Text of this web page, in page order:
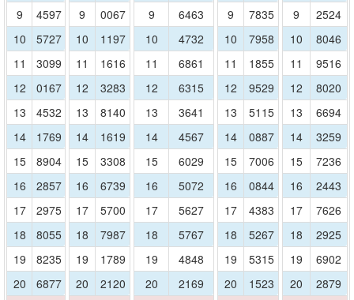
9
4597
10
5727
11
3099
12
0167
13
4532
14
1769
15
8904
16
2857
17
2975
18
8055
19
8235
20
6877
9
0067
10
1197
11
1616
12
3283
13
8140
14
1619
15
3308
16
6739
17
5700
18
7987
19
1789
20
2120
9
6463
10
4732
11
6861
12
6315
13
3641
14
4567
15
6029
16
5072
17
5627
18
5767
19
4848
20
2169
9
7835
10
7958
11
1855
12
9529
13
5115
14
0887
15
7006
16
0844
17
4383
18
5267
19
5315
20
1523
9
2524
10
8046
11
9516
12
8020
13
6694
14
3259
15
7236
16
2443
17
7626
18
2925
19
6902
20
2879